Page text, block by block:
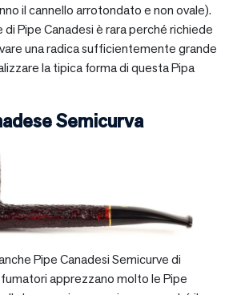
il cannello arrotondato e non ovale).
di Pipe Canadesi è rara perché richiede
una radica sufficientemente grande
la tipica forma di questa Pipa
Semicurva
Pipe Canadesi Semicurve di
apprezzano molto le Pipe